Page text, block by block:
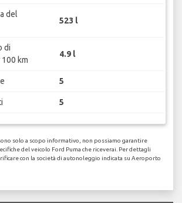
del
523 l
di
km
4.9 l
5
5
solo a scopo informativo, non possiamo garantire
del veicolo Ford Puma che riceverai. Per dettagli
con la società di autonoleggio indicata su Aeroporto